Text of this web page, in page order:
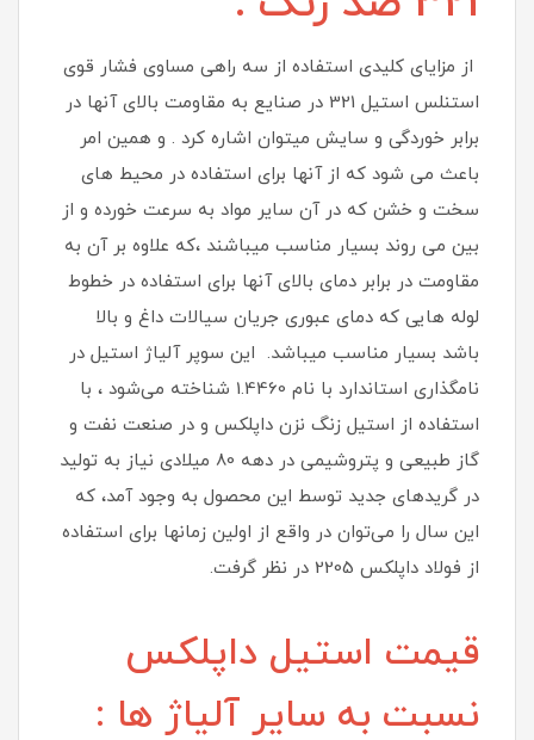
از مزایای کلیدی استفاده از سه راهی مساوی فشار قوی
استنلس استیل 321 در صنایع به مقاومت بالای آنها در
برابر خوردگی و سایش میتوان اشاره کرد . و همین امر
باعث می شود که از آنها برای استفاده در محیط های
سخت و خشن که در آن سایر مواد به سرعت خورده و از
بین می روند بسیار مناسب میباشند ،که علاوه بر آن به
مقاومت در برابر دمای بالای آنها برای استفاده در خطوط
لوله هایی که دمای عبوری جریان سیالات داغ و بالا
باشد بسیار مناسب میباشد. این سوپر آلیاژ استیل در
نامگذاری استاندارد با نام 1.4460 شناخته می‌شود ، با
استفاده از استیل زنگ نزن داپلکس و در صنعت نفت و
گاز طبیعی و پتروشیمی در دهه 80 میلادی نیاز به تولید
در گریدهای جدید توسط این محصول به وجود آمد، که
این سال را می‌توان در واقع از اولین زمانها برای استفاده
از فولاد داپلکس 2205 در نظر گرفت.
قیمت استیل داپلکس
نسبت به سایر آلیاژ ها :